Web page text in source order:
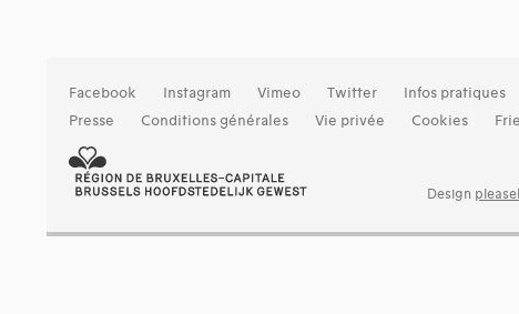
Facebook Instagram Vimeo Twitter
Infos pratiques
Presse
Conditions générales Vie privée Cookies
Design